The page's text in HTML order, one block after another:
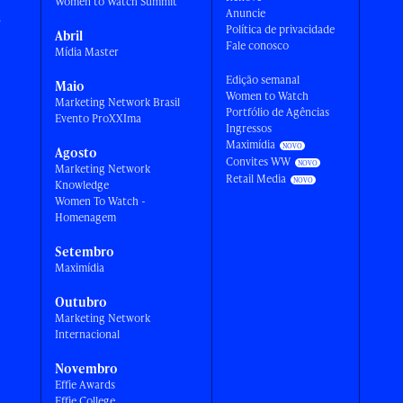
Abril
Mídia Master
Maio
Marketing Network Brasil
Evento ProXXIma
Agosto
Marketing Network
Knowledge
Women To Watch -
Homenagem
Setembro
Maximídia
Outubro
Marketing Network
Internacional
Novembro
Effie Awards
Anuncie
Política de privacidade
Fale conosco
Edição semanal
Women to Watch
Portfólio de Agências
Ingressos
Maximídia
Convites WW
Retail Media